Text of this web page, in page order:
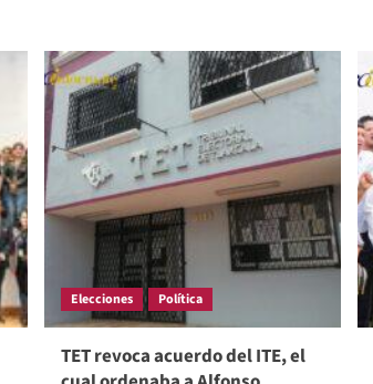
Elecciones Política
TET revoca acuerdo del ITE, el